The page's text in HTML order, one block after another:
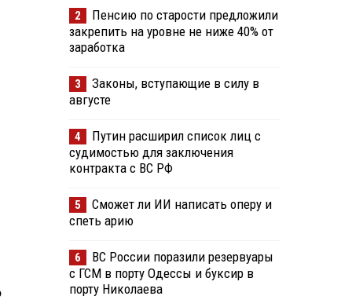
2
Пенсию по старости предложили
закрепить на уровне не ниже 40% от
заработка
3
Законы, вступающие в силу в
августе
4
Путин расширил список лиц с
судимостью для заключения
контракта с ВС РФ
5
Сможет ли ИИ написать оперу и
спеть арию
6
ВС России поразили резервуары
с ГСМ в порту Одессы и буксир в
порту Николаева